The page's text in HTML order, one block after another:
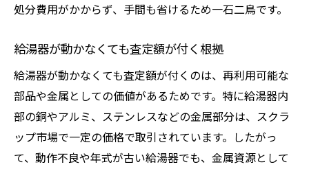
処分費用がかからず、手間も省けるため一石二鳥です。
給湯器が動かなくても査定額が付く根拠
給湯器が動かなくても査定額が付くのは、再利用可能な
部品や金属としての価値があるためです。特に給湯器内
部の銅やアルミ、ステンレスなどの金属部分は、スクラ
ップ市場で一定の価格で取引されています。したがっ
て、動作不良や年式が古い給湯器でも、金属資源として